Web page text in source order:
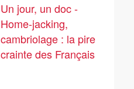
Un jour, un doc -
Home-jacking,
cambriolage : la pire
crainte des Français